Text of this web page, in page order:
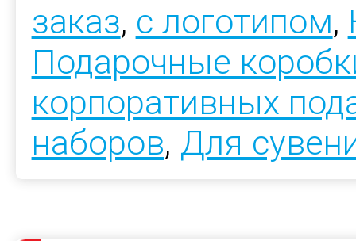
заказ, с логотипом,
Подарочные
корпоративных
наборов, Для